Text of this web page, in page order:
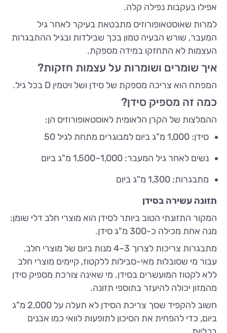
אפילו בעקבות נפילה קלה.
למרות שאוסטאופורוזיס מתבטאת בעיקר לאחר גיל
המעבר, שורש הבעיה טמון בכך שבילדות ובגיל ההתבגרות
העצמות לא התחזקו במידה מספקת.
איך שומרים ושומרות על עצמות חזקות?
המפתח הוא צריכה מספקת של סידן ושל ויטמין D בכל גיל.
כמה זה מספיק סידן?
ההמלצות של הקרן הלאומית לאוסטאופורוזיס הן:
סידן: 1,000 מ"ג ביום למבוגרים מתחת לגיל 50
נשים לאחר גיל המעבר: 1,000–1,500 מ"ג ביום
מתבגרות: 1,300 מ"ג ביום
תזונה עשירה בסידן
המקור התזונתי הטוב ביותר לסידן הוא מוצרי חלב דלי שומן:
מנה אחת מכילה כ-300 מ"ג סידן.
מתבגרות צריכות לצרוך 3–4 מנות ביום של מוצרי חלב.
עבור מי שסובלות מאי-סבילות ללקטוז, קיימים מוצרי חלב
ללא לקטוז המועשרים בסידן. מי שאינה צורכת מספיק סידן
מהמזון יכולה להיעזר בתוספי תזונה.
חשוב להקפיד שסך צריכת הסידן לא תעלה על 2,000 מ"ג
ביום, כדי להפחית את הסיכון לתופעות לוואי כמו אבנים